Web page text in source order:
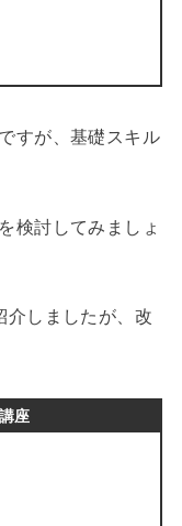
すが、基礎スキル
検討してみましょ
介しましたが、改
座